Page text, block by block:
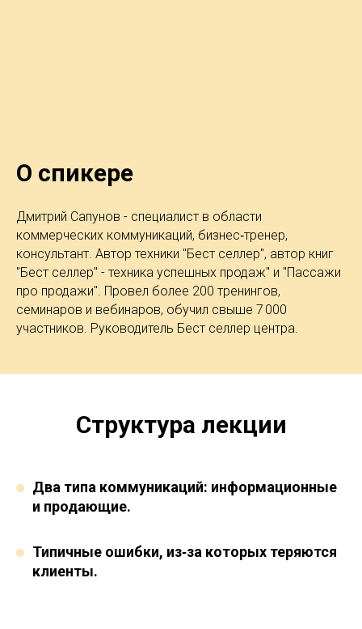
О спикере
Дмитрий Сапунов - специалист в области
коммерческих коммуникаций, бизнес‑тренер,
консультант. Автор техники "Бест селлер", автор книг
"Бест селлер" - техника успешных продаж" и "Пассажи
про продажи". Провел более 200 тренингов,
семинаров и вебинаров, обучил свыше 7 000
участников. Руководитель Бест селлер центра.
Структура лекции
Два типа коммуникаций: информационные
и продающие.
Типичные ошибки, из‑за которых теряются
клиенты.